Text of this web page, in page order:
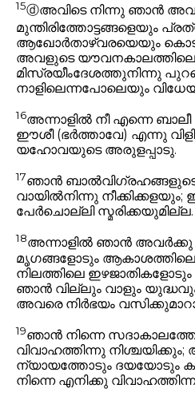
15ⓓഅവിടെ നിന്നു ഞാൻ
മുന്തിരിത്തോട്ടങ്ങളെയും
ആഖോർതാഴ്‌വരയെയും
അവളുടെ
മിസ്രയീംദേശത്തുനിന്നു
നാളിലെന്നപോലെയും
16അന്നാളിൽ നീ എന്നെ
ഈശീ (ഭർത്താവേ) എന്നു
യഹോവയുടെ അരുളപ്പാടു.
17ഞാൻ
വായിൽനിന്നു
പേർചൊല്ലി സ്മരിക്കയുമില്ല.
18അന്നാളിൽ ഞാൻ അവർക്കു
മൃഗങ്ങളോടും ആകാശത്തിലെ
നിലത്തിലെ
ഞാൻ വില്ലും വാളും യുദ്ധവും
അവരെ നിർഭയം
19ഞാൻ നിന്നെ
വിവാഹത്തിന്നു
ന്യായത്തോടും ദയയോടും
നിന്നെ എനിക്കു